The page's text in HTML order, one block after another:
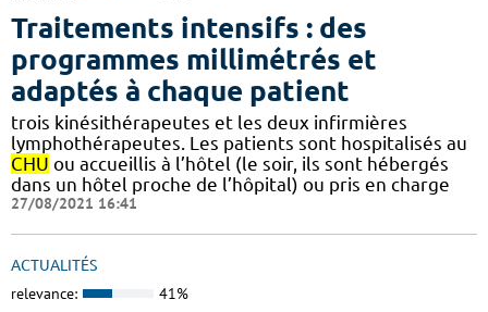
Traitements intensifs : des
programmes millimétrés et
adaptés à chaque patient
trois kinésithérapeutes et les deux infirmières
lymphothérapeutes. Les patients sont hospitalisés au
CHU ou accueillis à l’hôtel (le soir, ils sont hébergés
dans un hôtel proche de l’hôpital) ou pris en charge
27/08/2021 16:41
ACTUALITÉS
relevance: 41%